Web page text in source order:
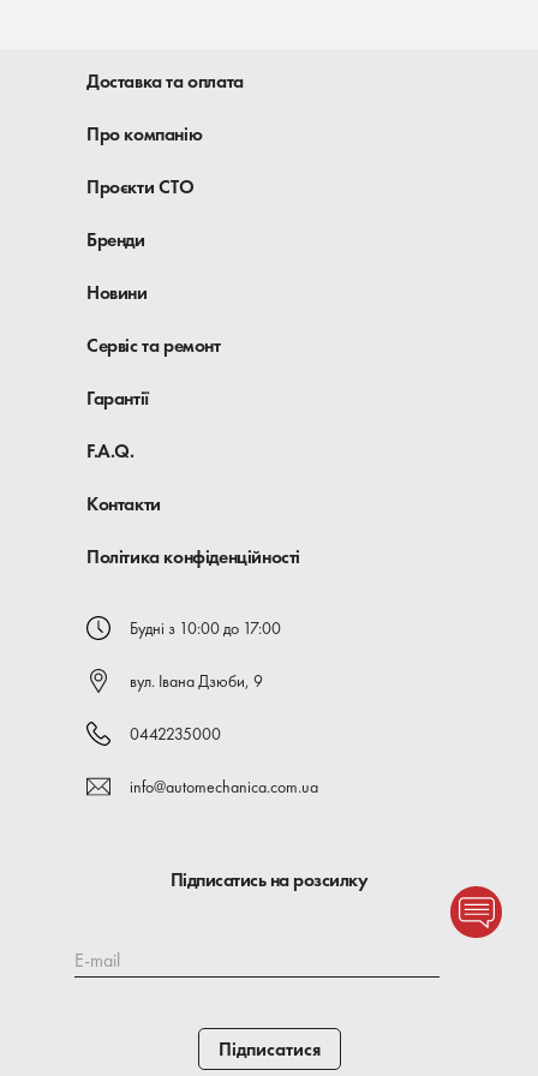
Доставка та оплата
Про компанію
Проєкти СТО
Бренди
Новини
Сервіс та ремонт
Гарантії
F.A.Q.
Контакти
Політика конфіденційності
Будні з 10:00 до 17:00
вул. Івана Дзюби, 9
0442235000
info@automechanica.com.ua
Підписатись на розсилку
E-mail
Підписатися